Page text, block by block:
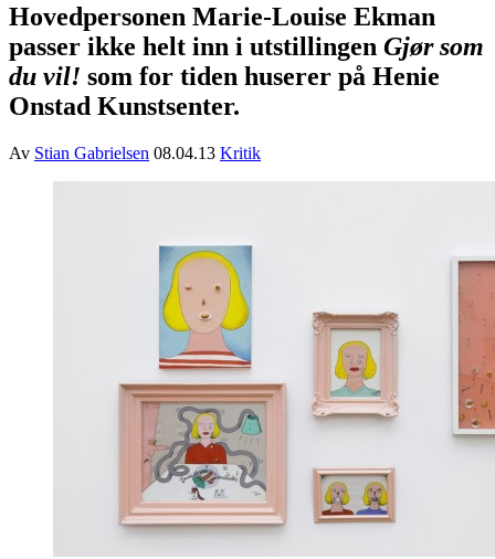
Hovedpersonen Marie-Louise Ekman
passer ikke helt inn i utstillingen Gjør som
du vil! som for tiden huserer på Henie
Onstad Kunstsenter.
Av Stian Gabrielsen 08.04.13 Kritik